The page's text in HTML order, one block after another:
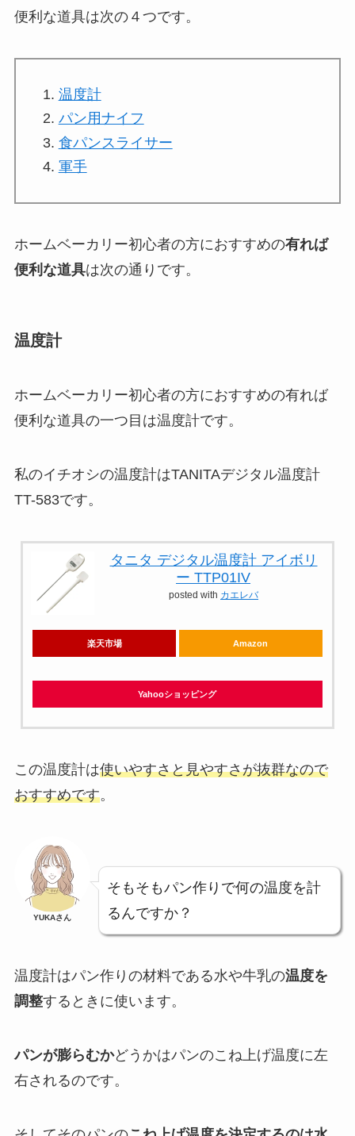
便利な道具は次の４つです。
温度計
パン用ナイフ
食パンスライサー
軍手
ホームベーカリー初心者の方におすすめの有れば
便利な道具は次の通りです。
温度計
ホームベーカリー初心者の方におすすめの有れば
便利な道具の一つ目は温度計です。
私のイチオシの温度計はTANITAデジタル温度計
TT-583です。
タニタ デジタル温度計 アイボリ
ー TTP01IV
posted with カエレバ
楽天市場 Amazon
Yahooショッピング
この温度計は使いやすさと見やすさが抜群なので
おすすめです。
YUKAさん
そもそもパン作りで何の温度を計
るんですか？
温度計はパン作りの材料である水や牛乳の温度を
調整するときに使います。
パンが膨らむかどうかはパンのこね上げ温度に左
右されるのです。